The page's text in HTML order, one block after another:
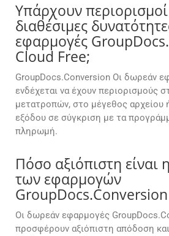
Υπάρχουν περιορισμοί
διαθέσιμες
εφαρμογές
Cloud Free;
GroupDocs.Conversion Οι δωρεάν
ενδέχεται να έχουν περιορισμούς
μετατροπών, στο μέγεθος αρχείου
εξόδου σε σύγκριση με τα
πληρωμή.
Πόσο αξιόπιστη είναι
των εφαρμογών
Οι δωρεάν εφαρμογές
προσφέρουν αξιόπιστη απόδοση